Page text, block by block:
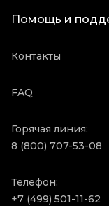
Помощь и
Контакты
FAQ
Горячая линия:
8 (800) 707-53-08
Телефон:
+7 (499) 501-11-62